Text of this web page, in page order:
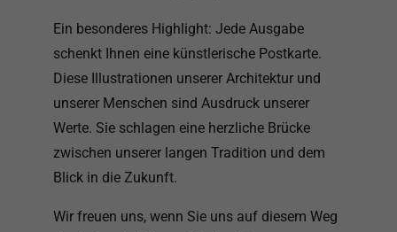
Ein besonderes Highlight: Jede Ausgabe
schenkt Ihnen eine künstlerische Postkarte.
Diese Illustrationen unserer Architektur und
unserer Menschen sind Ausdruck unserer
Werte. Sie schlagen eine herzliche Brücke
zwischen unserer langen Tradition und dem
Blick in die Zukunft.
Wir freuen uns, wenn Sie uns auf diesem Weg